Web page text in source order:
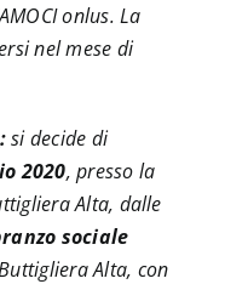
onlus. La
nel mese di
:si decide di
2020, presso la
Alta, dalle
sociale
Alta, con